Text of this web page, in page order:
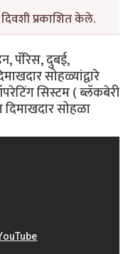
प्रकाशित केले.
पॅरिस, दुबई,
सोहळ्यांद्वारे
सिस्टम ( ब्लॅकबेरी
दिमाखदार सोहळा